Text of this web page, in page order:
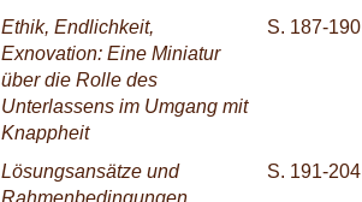
Ethik, Endlichkeit,
Exnovation: Eine Miniatur
über die Rolle des
Unterlassens im Umgang mit
Knappheit
S. 187-190
Lösungsansätze und
Rahmenbedingungen
S. 191-204